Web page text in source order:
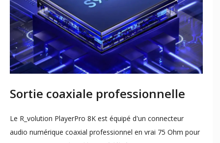
Sortie coaxiale professionnelle
​Le R_volution PlayerPro 8K est équipé d'un connecteur
audio numérique coaxial professionnel en vrai 75 Ohm pour